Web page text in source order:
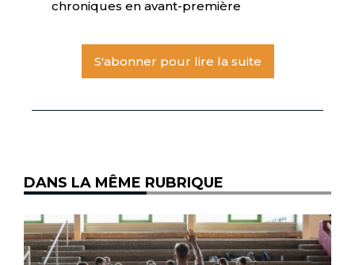
chroniques en avant-première
S'abonner pour lire la suite
DANS LA MÊME RUBRIQUE